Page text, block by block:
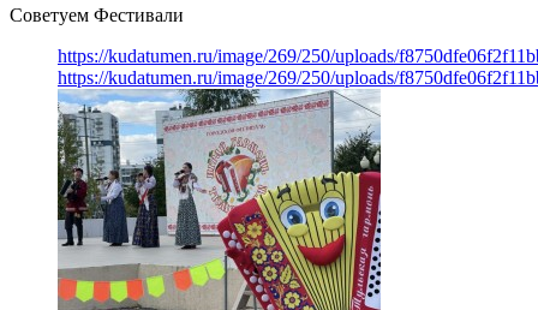
Советуем Фестивали
https://kudatumen.ru/image/269/250/uploads/
https://kudatumen.ru/image/269/250/uploads/